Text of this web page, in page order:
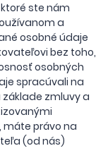
ste nám
a
osobné údaje
bez toho,
osobných
spracúvali na
zmluvy a
máte právo na
(od nás)